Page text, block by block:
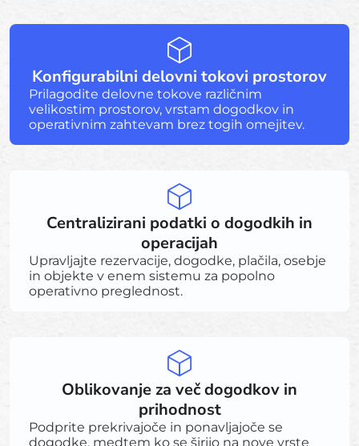
Konfigurabilni delovni tokovi prostorov
Prilagodite delovne tokove različnim
velikostim prostorov, vrstam dogodkov in
operativnim zahtevam brez togih omejitev.
Centralizirani podatki o dogodkih in
operacijah
Upravljajte rezervacije, dogodke, plačila, osebje
in objekte v enem sistemu za popolno
operativno preglednost.
Oblikovanje za več dogodkov in
prihodnost
Podprite prekrivajoče in ponavljajoče se
dogodke, medtem ko se širijo na nove vrste